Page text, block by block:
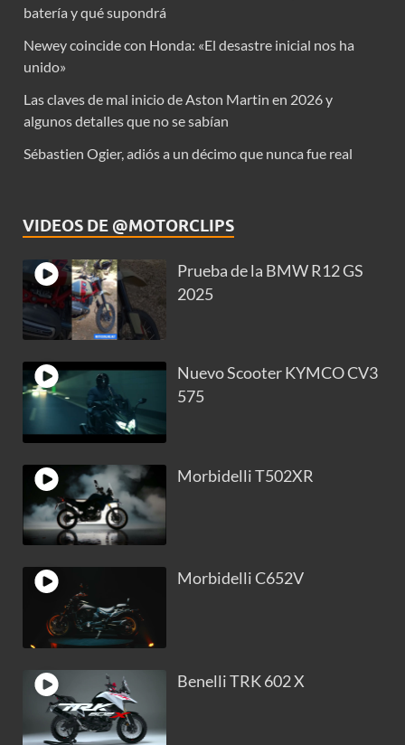
batería y qué supondrá
Newey coincide con Honda: «El desastre inicial nos ha
unido»
Las claves de mal inicio de Aston Martin en 2026 y
algunos detalles que no se sabían
Sébastien Ogier, adiós a un décimo que nunca fue real
VIDEOS DE @MOTORCLIPS
Prueba de la BMW R12 GS
2025
Nuevo Scooter KYMCO CV3
575
Morbidelli T502XR
Morbidelli C652V
Benelli TRK 602 X